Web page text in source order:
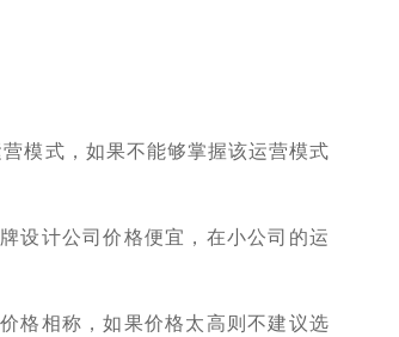
模式，如果不能够掌握该运营模式
设计公司价格便宜，在小公司的运
格相称，如果价格太高则不建议选